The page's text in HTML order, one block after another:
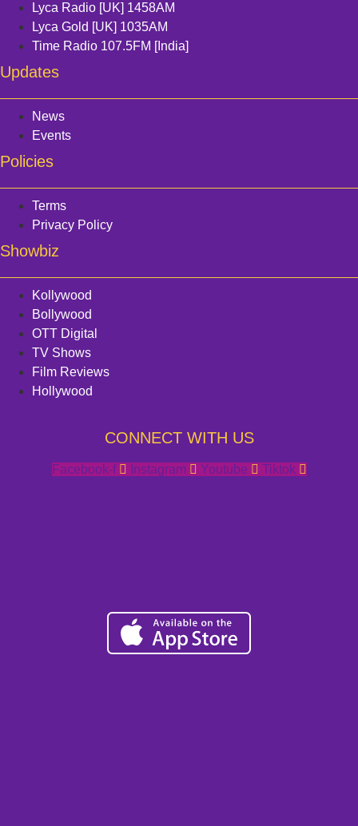
Lyca Radio [UK] 1458AM
Lyca Gold [UK] 1035AM
Time Radio 107.5FM [India]
Updates
News
Events
Policies
Terms
Privacy Policy
Showbiz
Kollywood
Bollywood
OTT Digital
TV Shows
Film Reviews
Hollywood
CONNECT WITH US
Facebook-f Instagram Youtube Tiktok